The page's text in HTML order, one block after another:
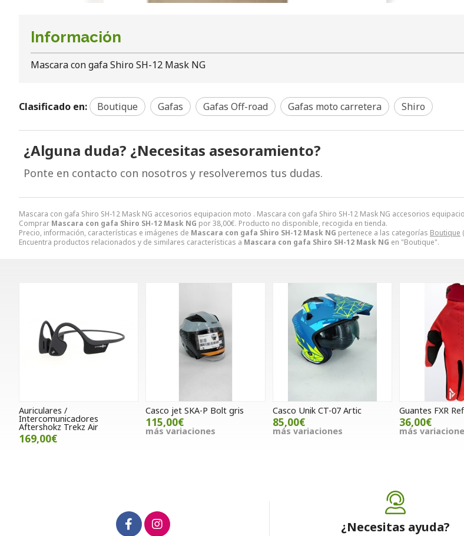
Mascara con gafa Shiro SH-12 Mask NG accesorios equipacion moto . Mascara con gafa Shiro SH-12 Mask NG accesorios
Comprar Mascara con gafa Shiro SH-12 Mask NG por38,00€. Producto no disponible, recogida en tienda.
Precio, información, características e imágenes de Mascara con gafa Shiro SH-12 Mask NG pertenece a las categorías Boutique
Encuentra productos relacionados y de similares características a Mascara con gafa Shiro SH-12 Mask NG en "Boutique".
Información
Mascara con gafa Shiro SH-12 Mask NG
Clasificado en: Boutique Gafas Gafas Off-road Gafas moto carretera Shiro
¿Alguna duda? ¿Necesitas asesoramiento?
Ponte en contacto con nosotros y resolveremos tus dudas.
Auriculares /
Intercomunicadores
Aftershokz Trekz Air
169,00€
Casco jet SKA-P Bolt gris
115,00€
más variaciones
Casco Unik CT-07 Artic
85,00€
más variaciones
Guantes FXR
36,00€
más
¿Necesitas ayuda?